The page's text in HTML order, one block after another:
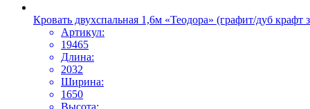
Кровать двухспальная 1,6м «Теодора» (графит/дуб крафт
Артикул:
19465
Длина:
2032
Ширина:
1650
Высота: